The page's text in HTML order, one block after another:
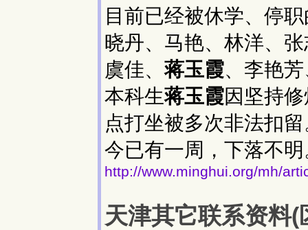
目前已经被休学、停
晓丹、马艳、林洋、
虞佳、蒋玉霞、李艳
本科生蒋玉霞因坚持
点打坐被多次非法扣
今已有一周，下落不
http://www.minghui.org/mh/
天津其它联系资料(